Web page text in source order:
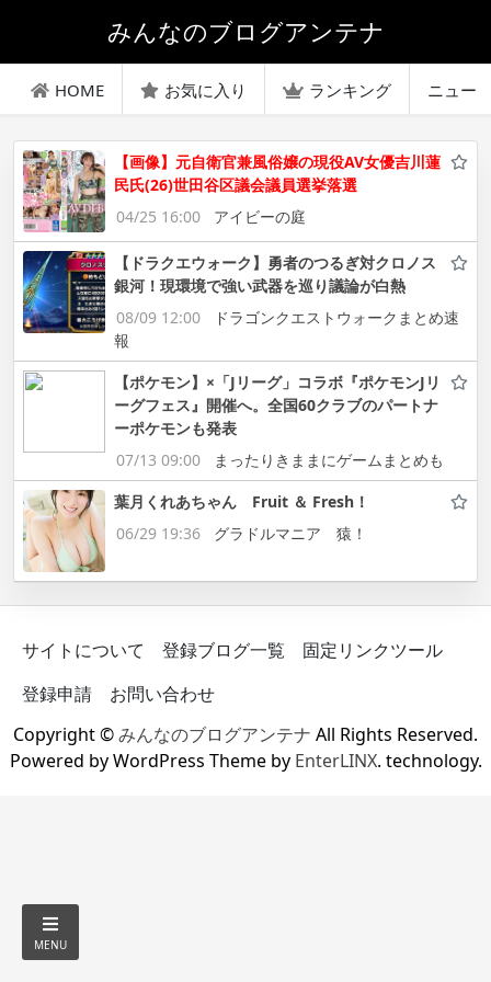
みんなのブログアンテナ
HOME お気に入り ランキング ニュー
【画像】元自衛官兼風俗嬢の現役AV女優吉川蓮
民氏(26)世田谷区議会議員選挙落選
04/25 16:00
アイビーの庭
【ドラクエウォーク】勇者のつるぎ対クロノス
銀河！現環境で強い武器を巡り議論が白熱
08/09 12:00
ドラゴンクエストウォークまとめ速
報
【ポケモン】×「Jリーグ」コラボ『ポケモンJリ
ーグフェス』開催へ。全国60クラブのパートナ
ーポケモンも発表
07/13 09:00
まったりきままにゲームまとめも
葉月くれあちゃん Fruit ＆ Fresh！
06/29 19:36
グラドルマニア 猿！
サイトについて 登録ブログ一覧
固定リンクツール
登録申請
お問い合わせ
Copyright ©みんなのブログアンテナ All Rights Reserved.
Powered by WordPress Theme by EnterLINX. technology.
MENU